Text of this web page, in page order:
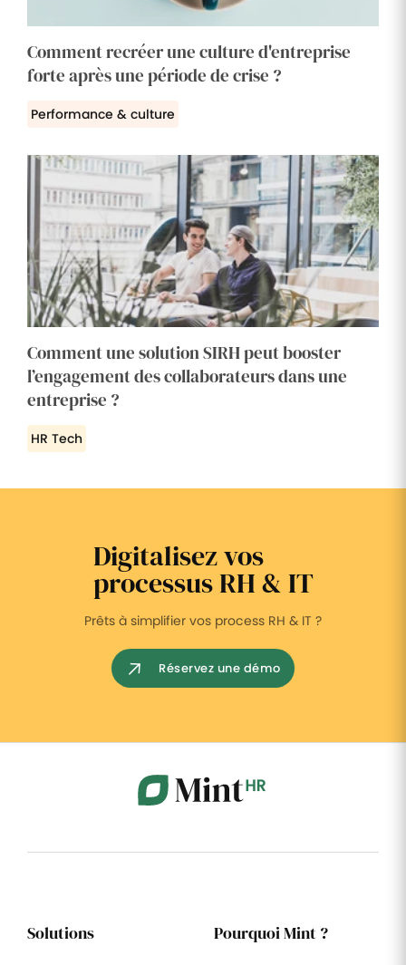
Comment recréer une culture d'entreprise
forte après une période de crise ?
Performance & culture
Comment une solution SIRH peut booster
l’engagement des collaborateurs dans une
entreprise ?
HR Tech
Digitalisez vos
processus RH & IT
Prêts à simplifier vos process RH & IT ?
Réservez une démo
Solutions Pourquoi Mint ?